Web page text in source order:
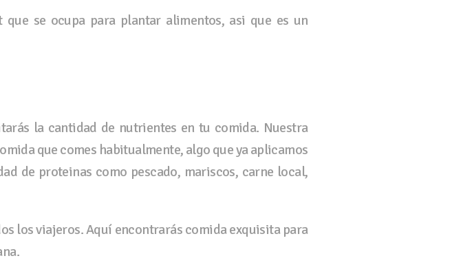
se ocupa para plantar alimentos, asi que es un
la cantidad de nutrientes en tu comida. Nuestra
que comes habitualmente, algo que ya aplicamos
de proteinas como pescado, mariscos, carne local,
los viajeros. Aquí encontrarás comida exquisita para